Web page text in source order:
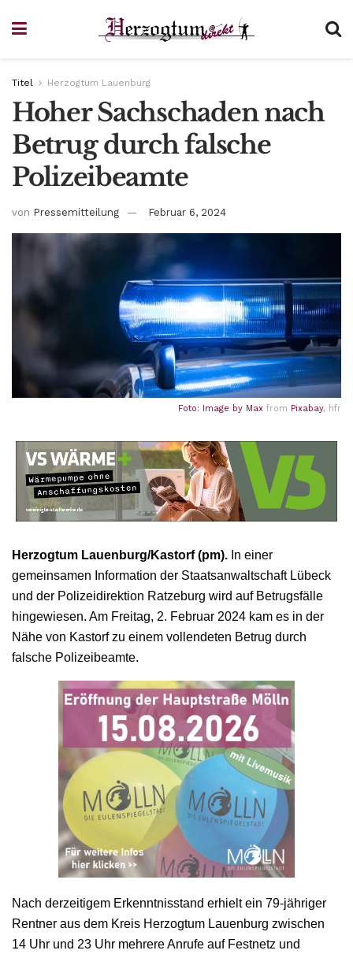
Titel Herzogtum Lauenburg
Hoher Sachschaden nach
Betrug durch falsche
Polizeibeamte
von Pressemitteilung Februar 6, 2024
Foto: Image by Max from Pixabay, hfr
Herzogtum Lauenburg/Kastorf (pm). In einer
gemeinsamen Information der Staatsanwaltschaft Lübeck
und der Polizeidirektion Ratzeburg wird auf Betrugsfälle
hingewiesen. Am Freitag, 2. Februar 2024 kam es in der
Nähe von Kastorf zu einem vollendeten Betrug durch
falsche Polizeibeamte.
Nach derzeitigem Erkenntnisstand erhielt ein 79-jähriger
Rentner aus dem Kreis Herzogtum Lauenburg zwischen
14 Uhr und 23 Uhr mehrere Anrufe auf Festnetz und